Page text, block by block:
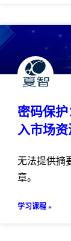
密码保护
入市场资
无法提供摘
章。
学习课程 »